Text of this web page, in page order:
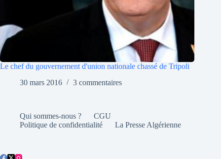
Le chef du gouvernement d'union nationale chassé de Tripoli
30 mars 2016
3 commentaires
Qui sommes-nous ?
CGU
Politique de confidentialité
La Presse Algérienne